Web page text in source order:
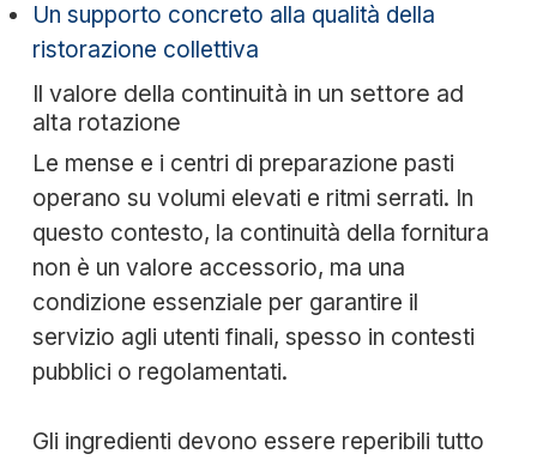
Un supporto concreto alla qualità della
ristorazione collettiva
Il valore della continuità in un settore ad
alta rotazione
Le mense e i centri di preparazione pasti
operano su volumi elevati e ritmi serrati. In
questo contesto, la continuità della fornitura
non è un valore accessorio, ma una
condizione essenziale per garantire il
servizio agli utenti finali, spesso in contesti
pubblici o regolamentati.
Gli ingredienti devono essere reperibili tutto